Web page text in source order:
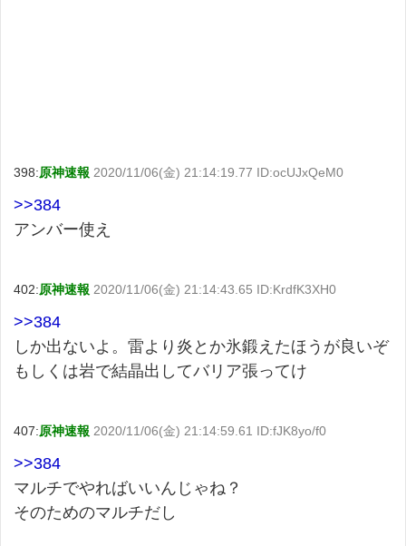
398:原神速報 2020/11/06(金) 21:14:19.77 ID:ocUJxQeM0
>>384
アンバー使え
402:原神速報 2020/11/06(金) 21:14:43.65 ID:KrdfK3XH0
>>384
しか出ないよ。雷より炎とか氷鍛えたほうが良いぞ
もしくは岩で結晶出してバリア張ってけ
407:原神速報 2020/11/06(金) 21:14:59.61 ID:fJK8yo/f0
>>384
マルチでやればいいんじゃね？
そのためのマルチだし